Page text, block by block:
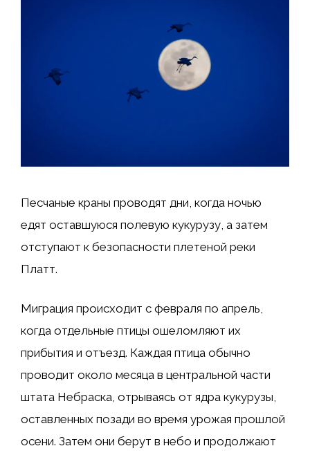
Песчаные краны проводят дни, когда ночью
едят оставшуюся полевую кукурузу, а затем
отступают к безопасности плетеной реки
Платт.
Миграция происходит с февраля по апрель,
когда отдельные птицы ошеломляют их
прибытия и отъезд. Каждая птица обычно
проводит около месяца в центральной части
штата Небраска, отрываясь от ядра кукурузы,
оставленных позади во время урожая прошлой
осени. Затем они берут в небо и продолжают